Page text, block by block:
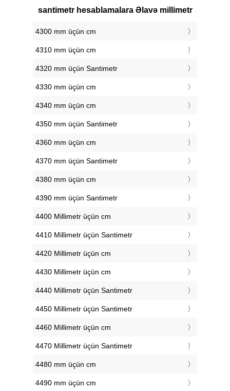
santimetr hesablamalara Əlavə millimetr
4300 mm üçün cm
4310 mm üçün cm
4320 mm üçün Santimetr
4330 mm üçün cm
4340 mm üçün cm
4350 mm üçün Santimetr
4360 mm üçün cm
4370 mm üçün Santimetr
4380 mm üçün cm
4390 mm üçün Santimetr
4400 Millimetr üçün cm
4410 Millimetr üçün Santimetr
4420 Millimetr üçün cm
4430 Millimetr üçün cm
4440 Millimetr üçün Santimetr
4450 Millimetr üçün Santimetr
4460 Millimetr üçün cm
4470 Millimetr üçün Santimetr
4480 mm üçün cm
4490 mm üçün cm